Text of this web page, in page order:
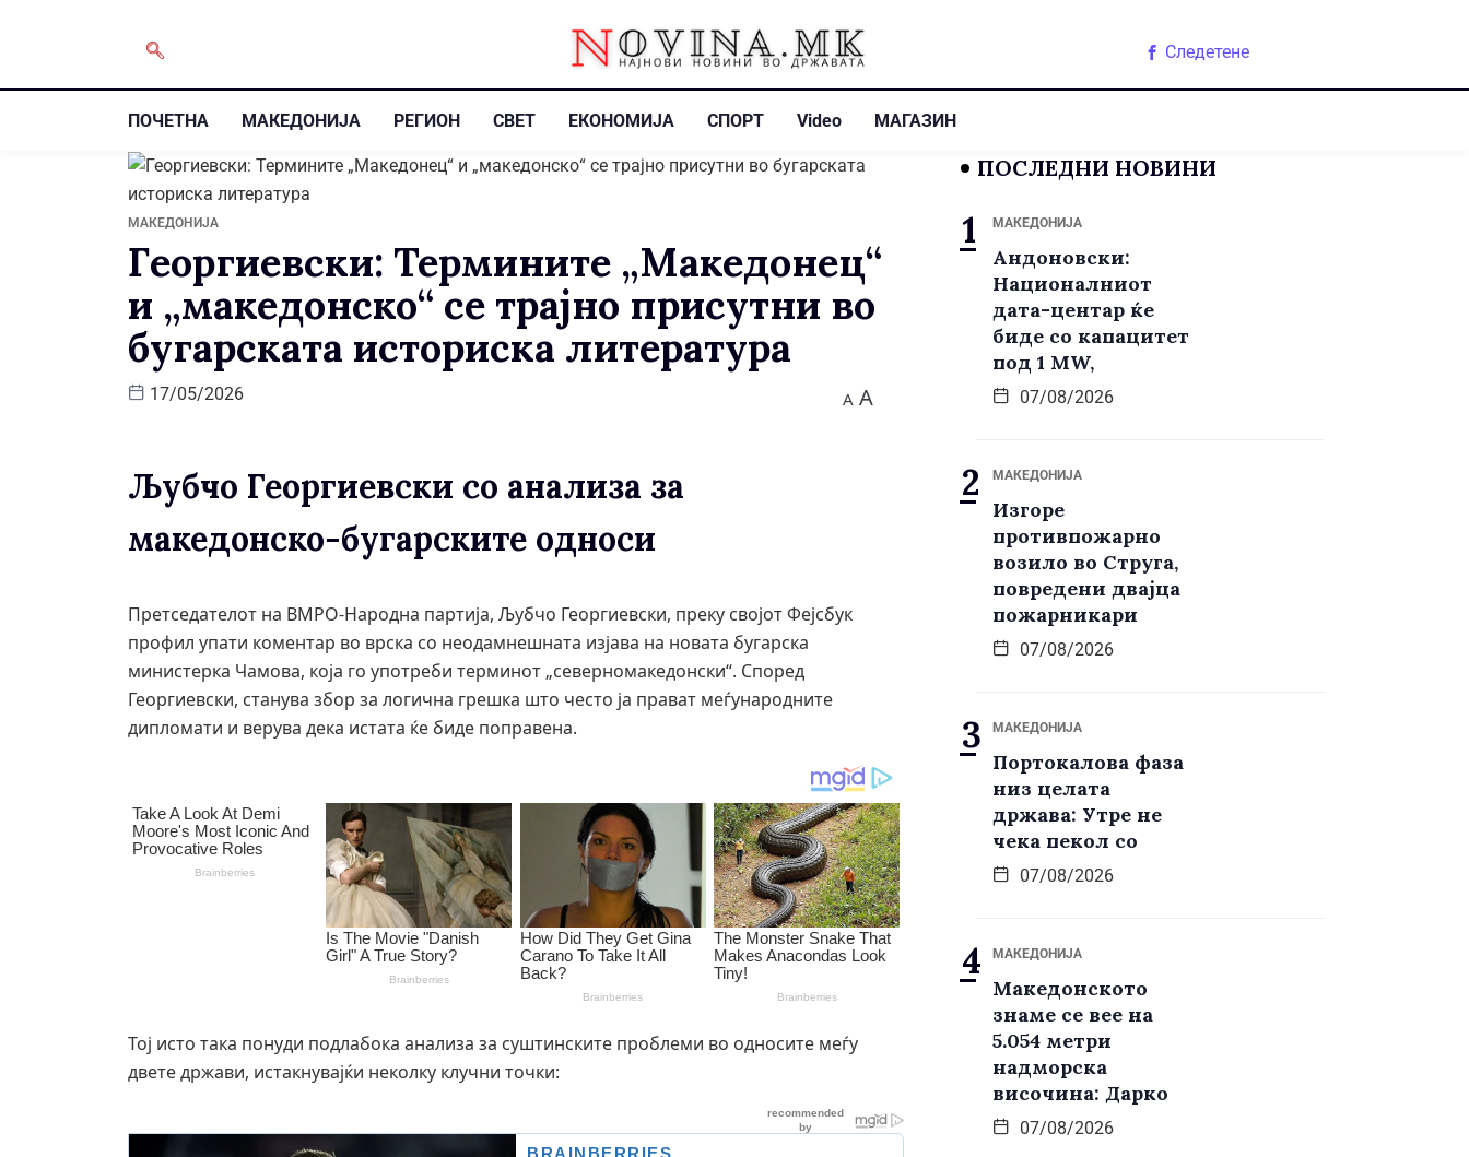
Следетене
ПОЧЕТНА МАКЕДОНИЈА РЕГИОН СВЕТ ЕКОНОМИЈА СПОРТ Video МАГАЗИН
МАКЕДОНИЈА
Георгиевски: Термините „Македонец“
и „македонско“ се трајно присутни во
бугарската историска литература
17/05/2026 A A
Љубчо Георгиевски со анализа за
македонско-бугарските односи
Претседателот на ВМРО-Народна партија, Љубчо Георгиевски, преку својот Фејсбук
профил упати коментар во врска со неодамнешната изјава на новата бугарска
министерка Чамова, која го употреби терминот „северномакедонски“. Според
Георгиевски, станува збор за логична грешка што често ја прават меѓународните
дипломати и верува дека истата ќе биде поправена.
Тој исто така понуди подлабока анализа за суштинските проблеми во односите меѓу
двете држави, истакнувајќи неколку клучни точки:
ПОСЛЕДНИ НОВИНИ
МАКЕДОНИЈА
Андоновски:
Националниот
дата-центар ќе
биде со капацитет
под 1 MW,
07/08/2026
МАКЕДОНИЈА
Изгоре
противпожарно
возило во Струга,
повредени двајца
пожарникари
07/08/2026
МАКЕДОНИЈА
Портокалова фаза
низ целата
држава: Утре не
чека пекол со
07/08/2026
МАКЕДОНИЈА
Македонското
знаме се вее на
5.054 метри
надморска
височина: Дарко
07/08/2026